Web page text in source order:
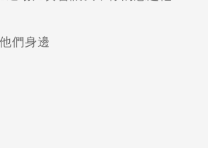
們身邊